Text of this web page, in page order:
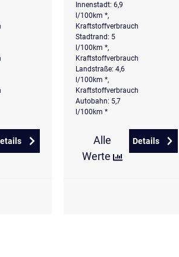
Pano DCC Memory
zu CUPRA Leon Sportstourer 1.5 eTSI DSG
Innenstadt: 6,9
l/100km *,
Kraftstoffverbrauch
Stadtrand: 5
l/100km *,
Kraftstoffverbrauch
Landstraße: 4,6
l/100km *,
Kraftstoffverbrauch
Autobahn: 5,7
l/100km *
Alle
Werte
Details
zu